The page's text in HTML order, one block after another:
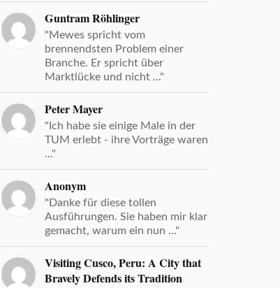
Guntram Röhlinger
"Mewes spricht vom
brennendsten Problem einer
Branche. Er spricht über
Marktlücke und nicht ..."
Peter Mayer
"Ich habe sie einige Male in der
TUM erlebt - ihre Vorträge waren
..."
Anonym
"Danke für diese tollen
Ausführungen. Sie haben mir klar
gemacht, warum ein nun ..."
Visiting Cusco, Peru: A City that
Bravely Defends its Tradition